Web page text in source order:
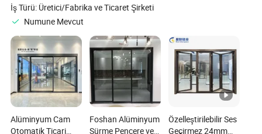
İş Türü: Üretici/Fabrika ve Ticaret Şirketi
Numune Mevcut
Alüminyum Cam
Otomatik Ticari
Foshan Alüminyum
Sürme Pencere ve
Özelleştirilebilir Ses
Geçirmez 24mm